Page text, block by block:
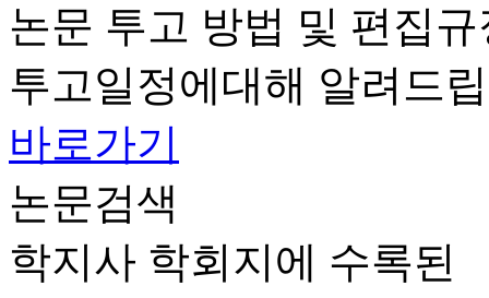
논문 투고 방법 및 편집규
투고일정에대해 알려드
바로가기
논문검색
학지사 학회지에 수록된